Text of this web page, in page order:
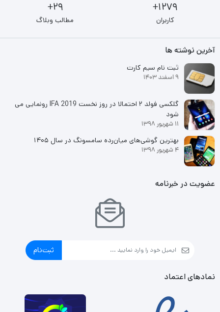
1279+
کاربران
29+
مطالب وبلاگ
آخرین نوشته ها
ثبت نام سیم کارت
9 اسفند 1403
گلکسی فولد ۲ احتمالا در روز نخست IFA 2019 رونمایی می
شود
11 شهریور 1398
بهترین گوشی‌های میان‌رده سامسونگ در سال ۱۴۰۵
4 شهریور 1398
عضویت در خبرنامه
ثبت‌نام
نمادهای اعتماد